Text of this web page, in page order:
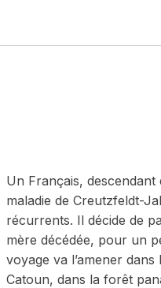
Un Français, descendant
maladie de Creutzfeldt-
récurrents. Il décide de
mère décédée, pour un
voyage va l’amener
Catoun, dans la forêt